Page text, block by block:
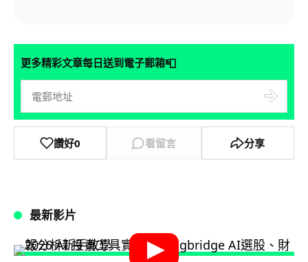
更多精彩文章每日送到電子郵箱📮
讚好0 看留言 分享
最新影片